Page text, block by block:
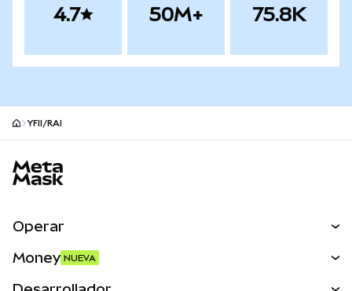
4.7 50M+ 75.8K
YFII/RAI
Operar
Money NUEVA